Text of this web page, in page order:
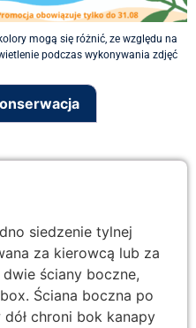
mogą się różnić, ze względu na
podczas wykonywania zdjęć
siedzenie tylnej
za kierowcą lub za
ściany boczne,
Ściana boczna po
chroni bok kanapy